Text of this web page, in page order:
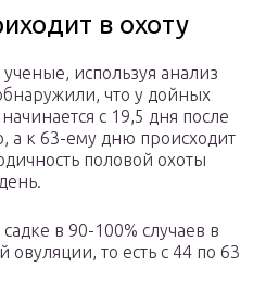
в охоту
используя анализ
что у дойных
с 19,5 дня после
а к 63-ему дню происходит
половой охоты
в 90-100% случаев в
овуляции, то есть с 44 по 63